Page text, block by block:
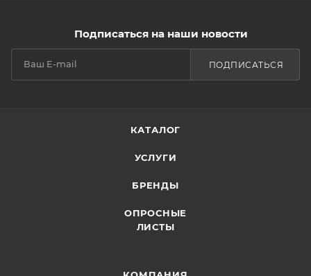
Подписаться на наши новости
ПОДПИСАТЬСЯ
КАТАЛОГ
УСЛУГИ
БРЕНДЫ
ОПРОСНЫЕ
ЛИСТЫ